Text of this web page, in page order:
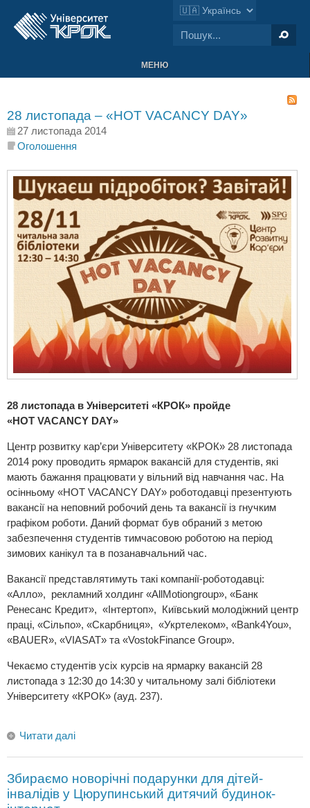
МЕНЮ
28 листопада – «HOT VACANCY DAY»
27 листопада 2014
Оголошення
28 листопада в Університеті «КРОК» пройде
«HOT VACANCY DAY»
Центр розвитку кар’єри Університету «КРОК» 28 листопада
2014 року проводить ярмарок вакансій для студентів, які
мають бажання працювати у вільний від навчання час. На
осінньому «HOT VACANCY DAY» роботодавці презентують
вакансії на неповний робочий день та вакансії із гнучким
графіком роботи. Даний формат був обраний з метою
забезпечення студентів тимчасовою роботою на період
зимових канікул та в позанавчальний час.
Вакансії представлятимуть такі компанії-роботодавці:
«Алло», рекламний холдинг «AllMotiongroup», «Банк
Ренесанс Кредит», «Інтертоп», Київський молодіжний центр
праці, «Сільпо», «Скарбниця», «Укртелеком», «Bank4You»,
«BAUER», «VIASAT» та «VostokFinance Group».
Чекаємо студентів усіх курсів на ярмарку вакансій 28
листопада з 12:30 до 14:30 у читальному залі бібліотеки
Університету «КРОК» (ауд. 237).
Читати далі
Збираємо новорічні подарунки для дітей-
інвалідів у Цюрупинський дитячий будинок-